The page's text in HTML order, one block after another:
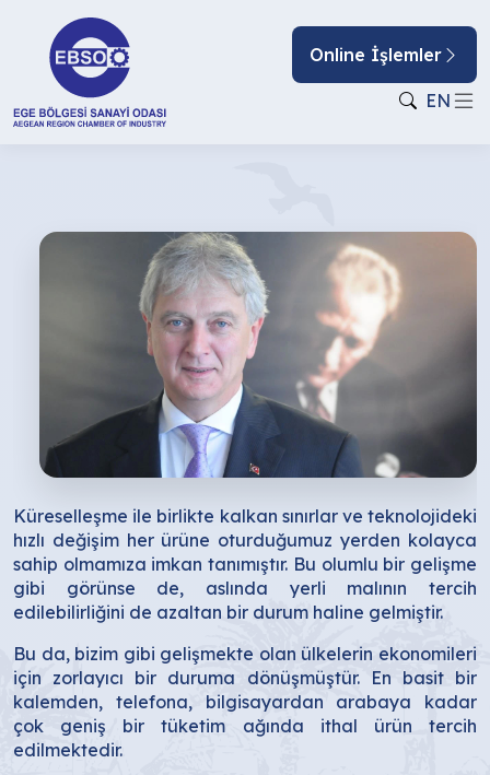
Online İşlemler
EN
MALI!
Küreselleşme ile birlikte kalkan sınırlar ve teknolojideki
hızlı değişim her ürüne oturduğumuz yerden kolayca
sahip olmamıza imkan tanımıştır. Bu olumlu bir gelişme
gibi görünse de, aslında yerli malının tercih
edilebilirliğini de azaltan bir durum haline gelmiştir.
Bu da, bizim gibi gelişmekte olan ülkelerin ekonomileri
için zorlayıcı bir duruma dönüşmüştür. En basit bir
kalemden, telefona, bilgisayardan arabaya kadar
çok geniş bir tüketim ağında ithal ürün tercih
edilmektedir.